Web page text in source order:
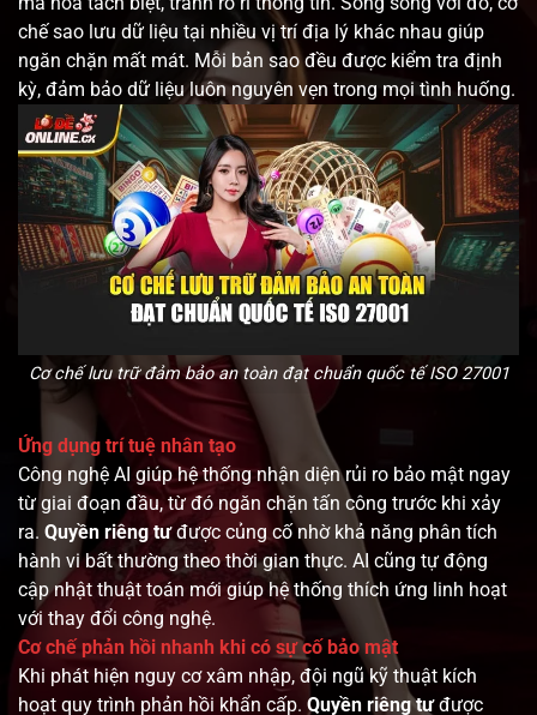
chế sao lưu dữ liệu tại nhiều vị trí địa lý khác nhau giúp
ngăn chặn mất mát. Mỗi bản sao đều được kiểm tra định
kỳ, đảm bảo dữ liệu luôn nguyên vẹn trong mọi tình huống.
Cơ chế lưu trữ đảm bảo an toàn đạt chuẩn quốc tế ISO 27001
Ứng dụng trí tuệ nhân tạo
Công nghệ AI giúp hệ thống nhận diện rủi ro bảo mật ngay
từ giai đoạn đầu, từ đó ngăn chặn tấn công trước khi xảy
ra. Quyền riêng tưđược củng cố nhờ khả năng phân tích
hành vi bất thường theo thời gian thực. AI cũng tự động
cập nhật thuật toán mới giúp hệ thống thích ứng linh hoạt
với thay đổi công nghệ.
Cơ chế phản hồi nhanh khi có sự cố bảo mật
Khi phát hiện nguy cơ xâm nhập, đội ngũ kỹ thuật kích
hoạt quy trình phản hồi khẩn cấp. Quyền riêng tưđược